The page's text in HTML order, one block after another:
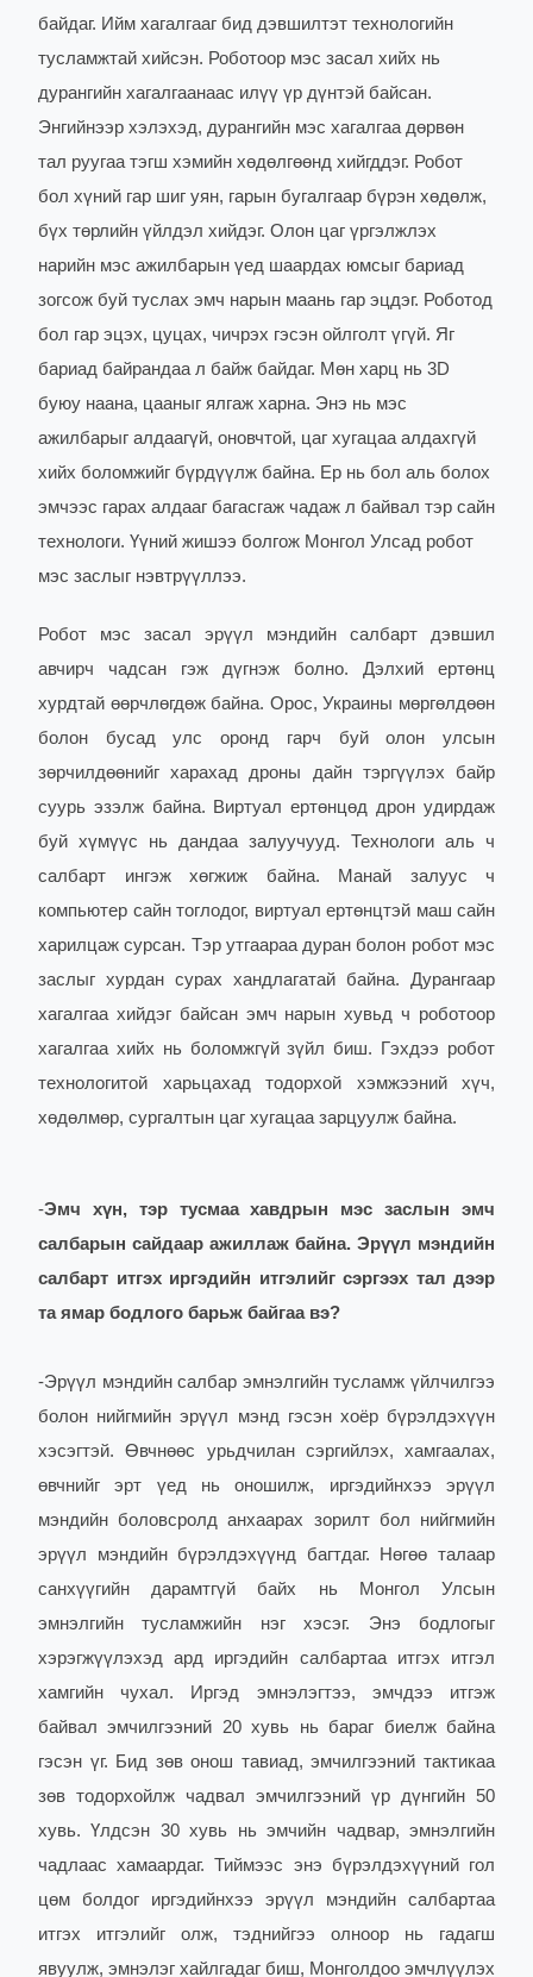
байдаг. Ийм хагалгааг бид дэвшилтэт технологийн
тусламжтай хийсэн. Роботоор мэс засал хийх нь
дурангийн хагалгаанаас илүү үр дүнтэй байсан.
Энгийнээр хэлэхэд, дурангийн мэс хагалгаа дөрвөн
тал руугаа тэгш хэмийн хөдөлгөөнд хийгддэг. Робот
бол хүний гар шиг уян, гарын бугалгаар бүрэн хөдөлж,
бүх төрлийн үйлдэл хийдэг. Олон цаг үргэлжлэх
нарийн мэс ажилбарын үед шаардах юмсыг бариад
зогсож буй туслах эмч нарын маань гар эцдэг. Роботод
бол гар эцэх, цуцах, чичрэх гэсэн ойлголт үгүй. Яг
бариад байрандаа л байж байдаг. Мөн харц нь 3D
буюу наана, цааныг ялгаж харна. Энэ нь мэс
ажилбарыг алдаагүй, оновчтой, цаг хугацаа алдахгүй
хийх боломжийг бүрдүүлж байна. Ер нь бол аль болох
эмчээс гарах алдааг багасгаж чадаж л байвал тэр сайн
технологи. Үүний жишээ болгож Монгол Улсад робот
мэс заслыг нэвтрүүллээ.
Робот мэс засал эрүүл мэндийн салбарт дэвшил
авчирч чадсан гэж дүгнэж болно. Дэлхий ертөнц
хурдтай өөрчлөгдөж байна. Орос, Украины мөргөлдөөн
болон бусад улс оронд гарч буй олон улсын
зөрчилдөөнийг харахад дроны дайн тэргүүлэх байр
суурь эзэлж байна. Виртуал ертөнцөд дрон удирдаж
буй хүмүүс нь дандаа залуучууд. Технологи аль ч
салбарт ингэж хөгжиж байна. Манай залуус ч
компьютер сайн тоглодог, виртуал ертөнцтэй маш сайн
харилцаж сурсан. Тэр утгаараа дуран болон робот мэс
заслыг хурдан сурах хандлагатай байна. Дурангаар
хагалгаа хийдэг байсан эмч нарын хувьд ч роботоор
хагалгаа хийх нь боломжгүй зүйл биш. Гэхдээ робот
технологитой харьцахад тодорхой хэмжээний хүч,
хөдөлмөр, сургалтын цаг хугацаа зарцуулж байна.
-Эмч хүн, тэр тусмаа хавдрын мэс заслын эмч
салбарын сайдаар ажиллаж байна. Эрүүл мэндийн
салбарт итгэх иргэдийн итгэлийг сэргээх тал дээр
та ямар бодлого барьж байгаа вэ?
-Эрүүл мэндийн салбар эмнэлгийн тусламж үйлчилгээ
болон нийгмийн эрүүл мэнд гэсэн хоёр бүрэлдэхүүн
хэсэгтэй. Өвчнөөс урьдчилан сэргийлэх, хамгаалах,
өвчнийг эрт үед нь оношилж, иргэдийнхээ эрүүл
мэндийн боловсролд анхаарах зорилт бол нийгмийн
эрүүл мэндийн бүрэлдэхүүнд багтдаг. Нөгөө талаар
санхүүгийн дарамтгүй байх нь Монгол Улсын
эмнэлгийн тусламжийн нэг хэсэг. Энэ бодлогыг
хэрэгжүүлэхэд ард иргэдийн салбартаа итгэх итгэл
хамгийн чухал. Иргэд эмнэлэгтээ, эмчдээ итгэж
байвал эмчилгээний 20 хувь нь бараг биелж байна
гэсэн үг. Бид зөв онош тавиад, эмчилгээний тактикаа
зөв тодорхойлж чадвал эмчилгээний үр дүнгийн 50
хувь. Үлдсэн 30 хувь нь эмчийн чадвар, эмнэлгийн
чадлаас хамаардаг. Тиймээс энэ бүрэлдэхүүний гол
цөм болдог иргэдийнхээ эрүүл мэндийн салбартаа
итгэх итгэлийг олж, тэднийгээ олноор нь гадагш
явуулж, эмнэлэг хайлгадаг биш, Монголдоо эмчлүүлэх